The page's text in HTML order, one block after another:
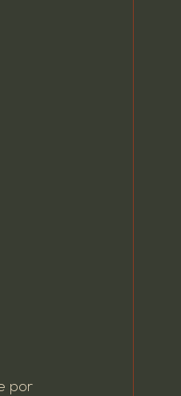
por